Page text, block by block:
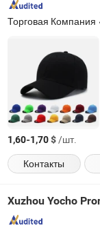
вышивки
Торговая Компания
1,60-1,70$/шт.
Контакты
Xuzhou Yocho